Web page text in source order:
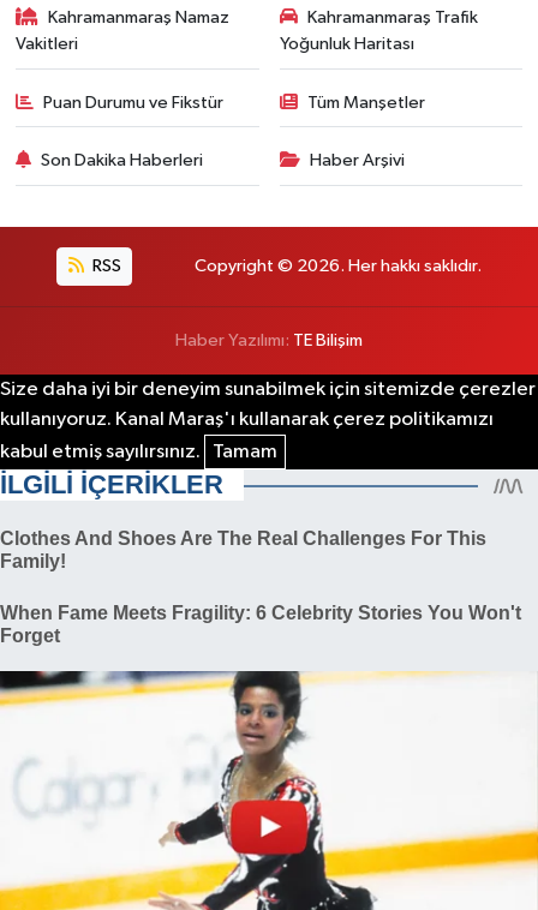
Kahramanmaraş Namaz
Vakitleri
Kahramanmaraş Trafik
Yoğunluk Haritası
Puan Durumu ve Fikstür Tüm Manşetler
Son Dakika Haberleri Haber Arşivi
RSS Copyright © 2026. Her hakkı saklıdır.
Haber Yazılımı: TE Bilişim
Size daha iyi bir deneyim sunabilmek için sitemizde çerezler
kullanıyoruz. Kanal Maraş'ı kullanarak çerez politikamızı
kabul etmiş sayılırsınız.
Tamam